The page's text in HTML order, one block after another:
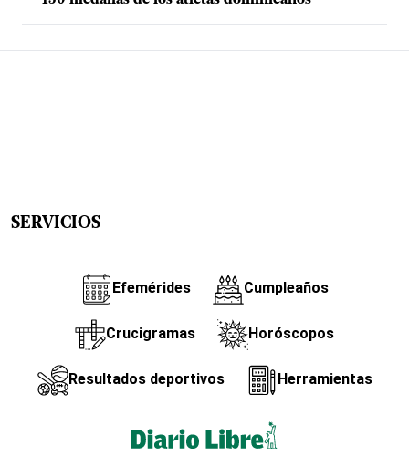
SERVICIOS
Efemérides Cumpleaños
Crucigramas Horóscopos
Resultados deportivos Herramientas